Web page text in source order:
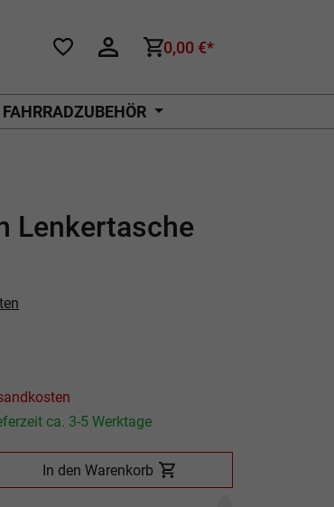
0,00 €*
Lenkertasche
Versandkosten
ca. 3-5 Werktage
Anzahl: Gib den gewünschten Wert ein oder benutze
In den Warenkorb